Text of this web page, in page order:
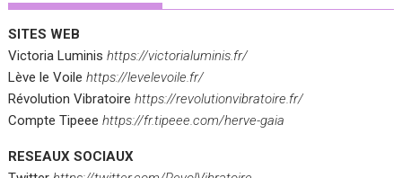
SITES WEB
Victoria Luminishttps://victorialuminis.fr/
Lève le Voilehttps://levelevoile.fr/
Révolution Vibratoirehttps://revolutionvibratoire.fr/
Compte Tipeeehttps://fr.tipeee.com/herve-gaia
RESEAUX SOCIAUX